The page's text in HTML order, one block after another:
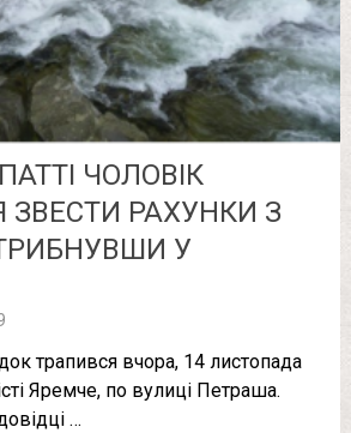
ЧОЛОВІК
ЗВЕСТИ РАХУНКИ З
У
трапився вчора, 14 листопада
Яремче, по вулиці Петраша.
…